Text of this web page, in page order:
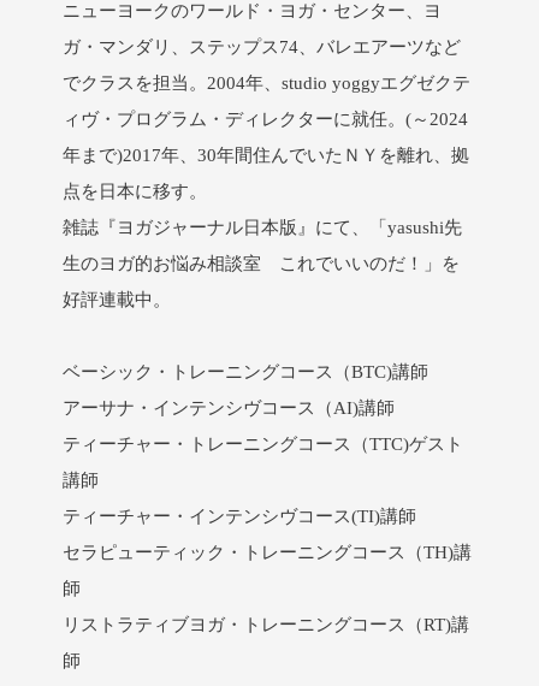
ニューヨークのワールド・ヨガ・センター、ヨ
ガ・マンダリ、ステップス74、バレエアーツなど
でクラスを担当。2004年、studio yoggyエグゼクテ
ィヴ・プログラム・ディレクターに就任。(～2024
年まで)2017年、30年間住んでいたＮＹを離れ、拠
点を日本に移す。
雑誌『ヨガジャーナル日本版』にて、「yasushi先
生のヨガ的お悩み相談室 これでいいのだ！」を
好評連載中。
ベーシック・トレーニングコース（BTC)講師
アーサナ・インテンシヴコース（AI)講師
ティーチャー・トレーニングコース（TTC)ゲスト
講師
ティーチャー・インテンシヴコース(TI)講師
セラピューティック・トレーニングコース（TH)講
師
リストラティブヨガ・トレーニングコース（RT)講
師